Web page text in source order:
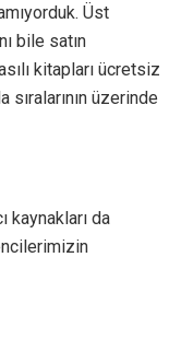
Üst
bile satın
kitapları ücretsiz
sıralarının üzerinde
kaynakları da